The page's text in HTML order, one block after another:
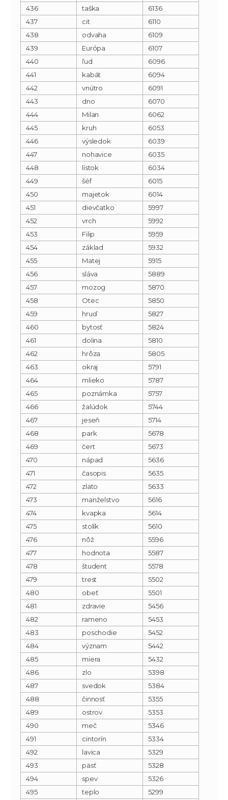
436 taška
6136
437
cit
6110
438
odvaha
6109
439
Európa
6107
440
ľud
6096
441
kabát
6094
442
vnútro
6091
443
dno
6070
444
Milan
6062
445
kruh
6053
446
výsledok
6039
447
nohavice
6035
448
lístok
6034
449
šéf
6015
450
majetok
6014
451
dievčatko
5997
452
vrch
5992
453
Filip
5959
454
základ
5932
455
Matej
5915
456
sláva
5889
457
mozog
5870
458
Otec
5850
459
hruď
5827
460
bytosť
5824
461
dolina
5810
462
hrôza
5805
463
okraj
5791
464
mlieko
5787
465
poznámka
5757
466
žalúdok
5744
467
jeseň
5714
468
park
5678
469
čert
5673
470
nápad
5636
471
časopis
5635
472
zlato
5633
473
manželstvo
5616
474
kvapka
5614
475
stolík
5610
476
nôž
5596
477
hodnota
5587
478
študent
5578
479
trest
5502
480
obeť
5501
481
zdravie
5456
482
rameno
5453
483
poschodie
5452
484
význam
5442
485
miera
5432
486
zlo
5398
487
svedok
5384
488
činnosť
5355
489
ostrov
5353
490
meč
5346
491
cintorín
5334
492
lavica
5329
493
päsť
5328
494
spev
5326
495
teplo
5299